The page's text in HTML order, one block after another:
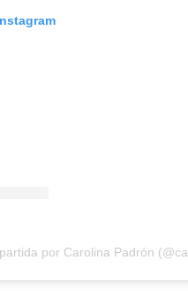
por Carolina Padrón